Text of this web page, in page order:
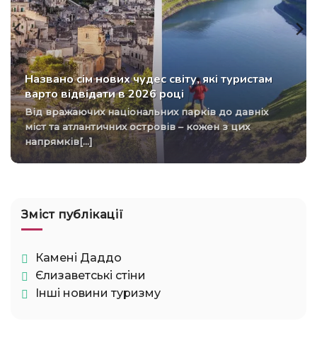
Названо сім нових чудес світу, які туристам
варто відвідати в 2026 році
Від вражаючих національних парків до давніх
міст та атлантичних островів – кожен з цих
напрямків[...]
Зміст публікації
Камені Даддо
Єлизаветські стіни
Інші новини туризму